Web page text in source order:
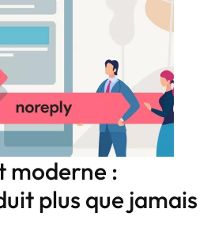
moderne :
plus que jamais